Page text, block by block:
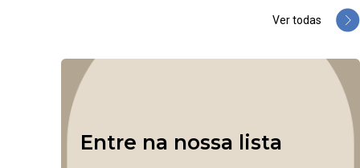
Ver todas
Entre na nossa lista